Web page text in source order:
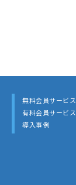
無料会員サービス
有料会員サービス
導入事例